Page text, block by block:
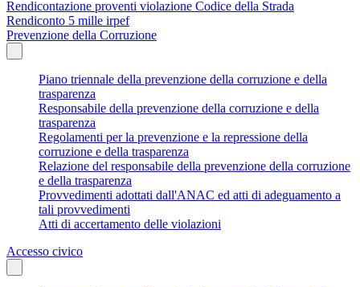
Rendicontazione proventi violazione Codice della Strada
Rendiconto 5 mille irpef
Prevenzione della Corruzione
Piano triennale della prevenzione della corruzione e della
trasparenza
Responsabile della prevenzione della corruzione e della
trasparenza
Regolamenti per la prevenzione e la repressione della
corruzione e della trasparenza
Relazione del responsabile della prevenzione della corruzione
e della trasparenza
Provvedimenti adottati dall'ANAC ed atti di adeguamento a
tali provvedimenti
Atti di accertamento delle violazioni
Accesso civico